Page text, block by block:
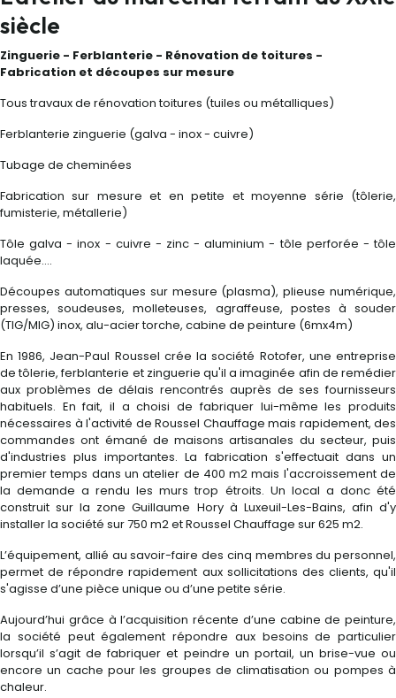
siècle
Zinguerie - Ferblanterie - Rénovation de toitures -
Fabrication et découpes sur mesure
Tous travaux de rénovation toitures (tuiles ou métalliques)
Ferblanterie zinguerie (galva - inox - cuivre)
Tubage de cheminées
Fabrication sur mesure et en petite et moyenne série (tôlerie,
fumisterie, métallerie)
Tôle galva - inox - cuivre - zinc - aluminium - tôle perforée - tôle
laquée….
Découpes automatiques sur mesure (plasma), plieuse numérique,
presses, soudeuses, molleteuses, agraffeuse, postes à souder
(TIG/MIG) inox, alu-acier torche, cabine de peinture (6mx4m)
En 1986, Jean-Paul Roussel crée la société Rotofer, une entreprise
de tôlerie, ferblanterie et zinguerie qu'il a imaginée afin de remédier
aux problèmes de délais rencontrés auprès de ses fournisseurs
habituels. En fait, il a choisi de fabriquer lui-même les produits
nécessaires à l'activité de Roussel Chauffage mais rapidement, des
commandes ont émané de maisons artisanales du secteur, puis
d'industries plus importantes. La fabrication s'effectuait dans un
premier temps dans un atelier de 400 m2 mais l'accroissement de
la demande a rendu les murs trop étroits. Un local a donc été
construit sur la zone Guillaume Hory à Luxeuil-Les-Bains, afin d'y
installer la société sur 750 m2 et Roussel Chauffage sur 625 m2.
L’équipement, allié au savoir-faire des cinq membres du personnel,
permet de répondre rapidement aux sollicitations des clients, qu'il
s'agisse d’une pièce unique ou d’une petite série.
Aujourd’hui grâce à l’acquisition récente d’une cabine de peinture,
la société peut également répondre aux besoins de particulier
lorsqu’il s’agit de fabriquer et peindre un portail, un brise-vue ou
encore un cache pour les groupes de climatisation ou pompes à
chaleur.